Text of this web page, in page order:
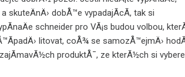
skuteÄnÄ› dobÅ™e vypadajÃ­cÃ­, tak si
schneider pro VÃ¡s budou volbou,
litovat, coÅ¾ se samozÅ™ejmÄ›
produktÅ¯, ze kterÃ½ch si